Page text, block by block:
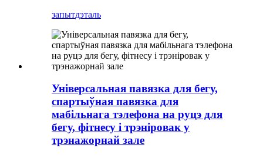
запытдэталь
Універсальная павязка для бегу,
спартыўная павязка для
мабільнага тэлефона на руцэ для
бегу, фітнесу і трэніровак у
трэнажорнай зале